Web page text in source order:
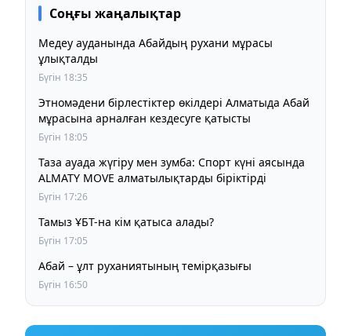
Соңғы жаңалықтар
Медеу ауданында Абайдың рухани мұрасы
ұлықталды
Бүгін 18:35
Этномәдени бірлестіктер өкілдері Алматыда Абай
мұрасына арналған кездесуге қатысты
Бүгін 18:05
Таза ауада жүгіру мен зумба: Спорт күні аясында
ALMATY MOVE алматылықтарды біріктірді
Бүгін 17:26
Тамыз ҰБТ-на кім қатыса алады?
Бүгін 17:05
Абай – ұлт руханиятының темірқазығы
Бүгін 16:50